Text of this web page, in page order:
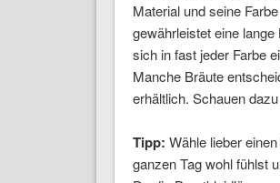
Material und seine
gewährleistet eine
sich in fast jeder Farbe
Manche Bräute
erhältlich. Schauen
Tipp: Wähle lieber
ganzen Tag wohl fühlst